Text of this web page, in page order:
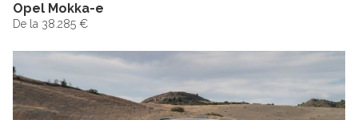
Opel Mokka-e
De la 38.285 €